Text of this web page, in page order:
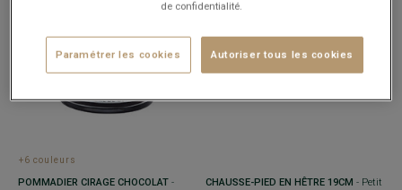
+6 couleurs
POMMADIER CIRAGE CHOCOLAT -
CHAUSSE-PIED EN HÊTRE 19CM - Petit
de confidentialité.
Paramétrer les cookies Autoriser tous les cookies